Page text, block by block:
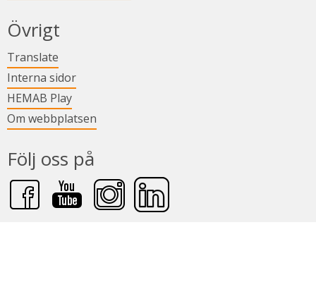
Övrigt
Translate
Interna sidorLänk till annan webbplats.
HEMAB PlayLänk till annan webbplats.
Om webbplatsen
Följ oss på